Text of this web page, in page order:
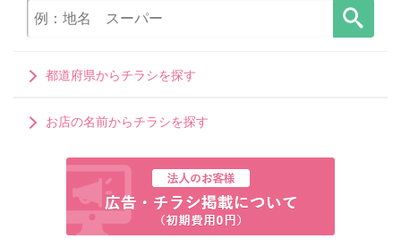
都道府県からチラシを探す
お店の名前からチラシを探す